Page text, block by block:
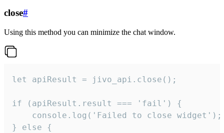
close#
Using this method you can minimize the chat window.
let apiResult = jivo_api.close();
if (apiResult.result === 'fail') {
    console.log('Failed to close widget');
} else {